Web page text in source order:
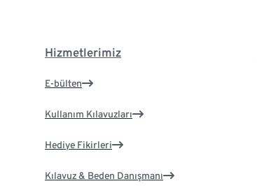
Hizmetlerimiz
E-bülten
Kullanım Kılavuzları
Hediye Fikirleri
Kılavuz & Beden Danışmanı